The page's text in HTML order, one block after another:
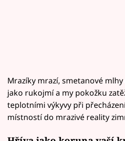
Mrazíky mrazí, smetanové
jako rukojmí a my pokožku
teplotními výkyvy při
místností do mrazivé reality